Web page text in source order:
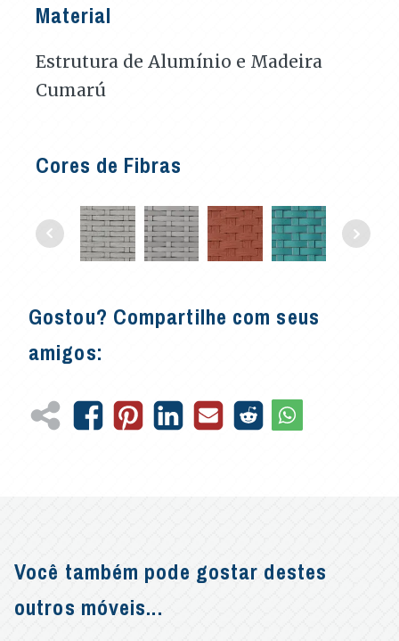
Material
Estrutura de Alumínio e Madeira
Cumarú
Cores de Fibras
Gostou? Compartilhe com seus
amigos:
Você também pode gostar destes
outros móveis...